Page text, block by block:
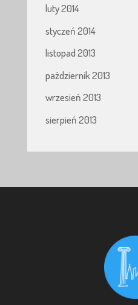
luty 2014
styczeń 2014
listopad 2013
październik 2013
wrzesień 2013
sierpień 2013